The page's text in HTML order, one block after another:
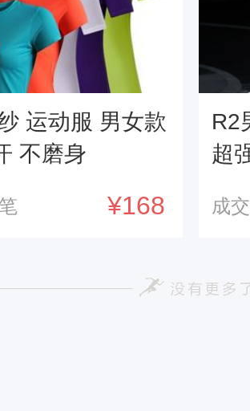
运动服 男女款
不磨身
¥168
笔
R2
超
成